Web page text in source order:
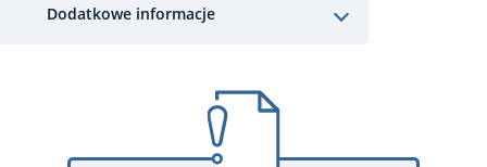
Dodatkowe informacje